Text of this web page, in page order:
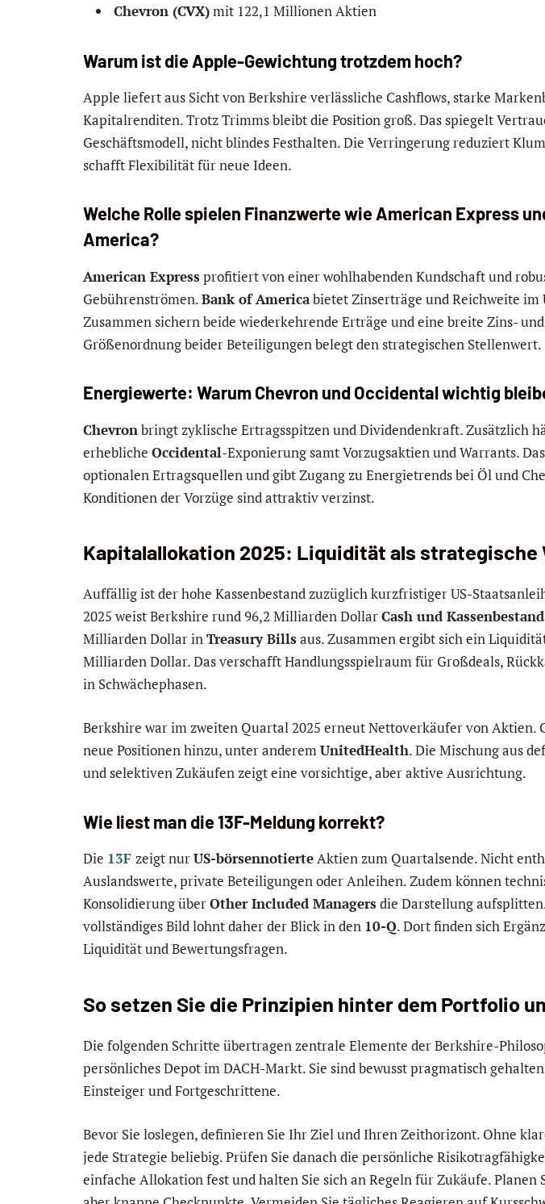
Chevron (CVX)mit 122,1 Millionen Aktien
Warum ist die Apple-Gewichtung trotzdem hoch?
Apple liefert aus Sicht von Berkshire verlässliche Cashflows, starke
Kapitalrenditen. Trotz Trimms bleibt die Position groß. Das spiegelt
Geschäftsmodell, nicht blindes Festhalten. Die Verringerung reduziert
schafft Flexibilität für neue Ideen.
Welche Rolle spielen Finanzwerte wie American Express
America?
American Expressprofitiert von einer wohlhabenden Kundschaft und
Gebührenströmen.Bank of Americabietet Zinserträge und Reichweite im
Zusammen sichern beide wiederkehrende Erträge und eine breite Zins-
Größenordnung beider Beteiligungen belegt den strategischen Stellenwert.
Energiewerte: Warum Chevron und Occidental wichtig
Chevronbringt zyklische Ertragsspitzen und Dividendenkraft. Zusätzlich
erhebliche Occidental-Exponierung samt Vorzugsaktien und Warrants.
optionalen Ertragsquellen und gibt Zugang zu Energietrends bei Öl und
Konditionen der Vorzüge sind attraktiv verzinst.
Kapitalallokation 2025: Liquidität als strategische
Auffällig ist der hohe Kassenbestand zuzüglich kurzfristiger US-
2025 weist Berkshire rund 96,2 Milliarden DollarCash und Kassenbestand
Milliarden Dollar inTreasury Billsaus. Zusammen ergibt sich ein
Milliarden Dollar. Das verschafft Handlungsspielraum für Großdeals,
in Schwächephasen.
Berkshire war im zweiten Quartal 2025 erneut Nettoverkäufer von Aktien.
neue Positionen hinzu, unter anderemUnitedHealth. Die Mischung aus
und selektiven Zukäufen zeigt eine vorsichtige, aber aktive Ausrichtung.
Wie liest man die 13F-Meldung korrekt?
Die 13F zeigt nurUS-börsennotierteAktien zum Quartalsende. Nicht
Auslandswerte, private Beteiligungen oder Anleihen. Zudem können
Konsolidierung überOther Included Managersdie Darstellung
vollständiges Bild lohnt daher der Blick in den 10-Q. Dort finden sich
Liquidität und Bewertungsfragen.
So setzen Sie die Prinzipien hinter dem Portfolio
Die folgenden Schritte übertragen zentrale Elemente der Berkshire-
persönliches Depot im DACH-Markt. Sie sind bewusst pragmatisch
Einsteiger und Fortgeschrittene.
Bevor Sie loslegen, definieren Sie Ihr Ziel und Ihren Zeithorizont. Ohne
jede Strategie beliebig. Prüfen Sie danach die persönliche
einfache Allokation fest und halten Sie sich an Regeln für Zukäufe. Planen